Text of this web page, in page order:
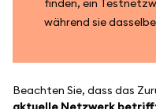
finden, ein
während sie
Beachten Sie, dass das